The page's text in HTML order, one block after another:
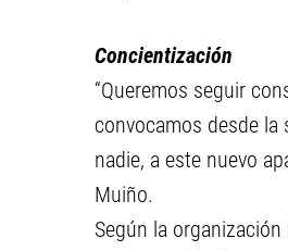
Concientización
“Queremos seguir
convocamos desde la
nadie, a este nuevo
Muiño.
Según la